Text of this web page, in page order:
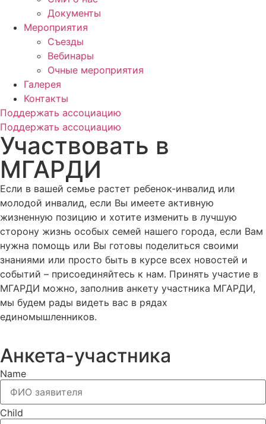
Документы
Мероприятия
Съезды
Вебинары
Очные мероприятия
Галерея
Контакты
Поддержать ассоциацию
Поддержать ассоциацию
Участвовать в
МГАРДИ
Если в вашей семье растет ребенок-инвалид или
молодой инвалид, если Вы имеете активную
жизненную позицию и хотите изменить в лучшую
сторону жизнь особых семей нашего города, если Вам
нужна помощь или Вы готовы поделиться своими
знаниями или просто быть в курсе всех новостей и
событий – присоединяйтесь к нам. Принять участие в
МГАРДИ можно, заполнив анкету участника МГАРДИ,
мы будем рады видеть вас в рядах
единомышленников.
Анкета-участника
Name
Child